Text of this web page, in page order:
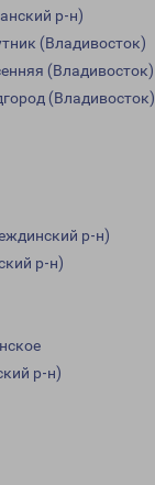
р-н)
(Владивосток)
(Владивосток)
(Владивосток)
р-н)
р-н)
р-н)